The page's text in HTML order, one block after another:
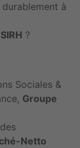
à
?
Sociales &
Groupe
Netto